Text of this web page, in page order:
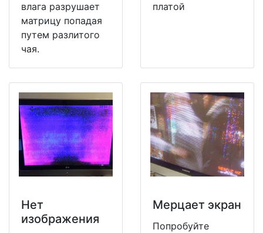
влага разрушает
матрицу попадая
путем разлитого
чая.
платой
Нет
изображения
Мерцает экран
Попробуйте